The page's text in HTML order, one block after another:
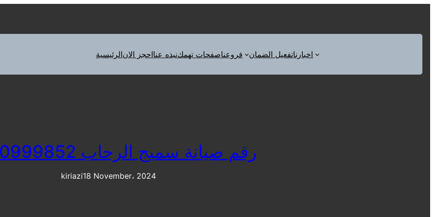
الرئيسيةاحجز الاننبذه عناصفحات تهمكفروعنا تفعيل الضماناخبارنا
رقم صيانة سميج الرحاب 01210999852
kiriazi18 November، 2024